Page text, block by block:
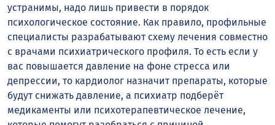
устранимы, надо лишь привести в порядок
психологическое состояние. Как правило, профильные
специалисты разрабатывают схему лечения совместно
с врачами психиатрического профиля. То есть если у
вас повышается давление на фоне стресса или
депрессии, то кардиолог назначит препараты, которые
будут снижать давление, а психиатр подберёт
медикаменты или психотерапевтическое лечение,